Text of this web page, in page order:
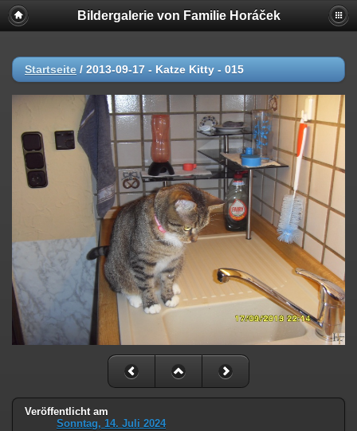
Bildergalerie von Familie Horáček
Startseite / 2013-09-17 - Katze Kitty - 015
Veröffentlicht am
Sonntag, 14. Juli 2024